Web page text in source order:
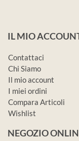
IL MIO
Contattaci
Chi Siamo
Il mio account
I miei ordini
Compara Articoli
Wishlist
NEGOZIO